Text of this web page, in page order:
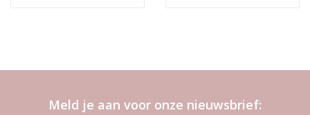
Meld je aan voor onze nieuwsbrief: